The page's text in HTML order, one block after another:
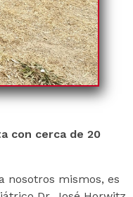
con cerca de 20
nosotros mismos, es